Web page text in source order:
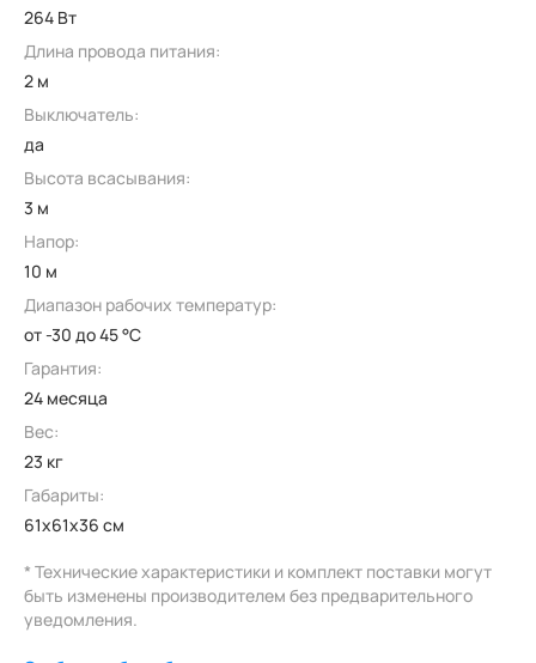
264 Вт
Длина провода питания:
2 м
Выключатель:
да
Высота всасывания:
3 м
Напор:
10 м
Диапазон рабочих температур:
от -30 до 45 °C
Гарантия:
24 месяца
Вес:
23 кг
Габариты:
61x61x36 см
* Технические характеристики и комплект поставки могут
быть изменены производителем без предварительного
уведомления.